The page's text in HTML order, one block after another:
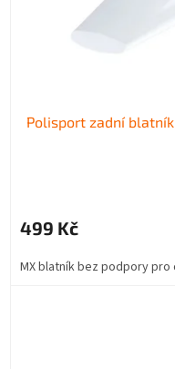
Polisport zadní
499 Kč
MX blatník bez podpory pro